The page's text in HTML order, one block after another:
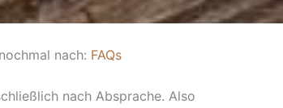
nach: FAQs
nach Absprache. Also